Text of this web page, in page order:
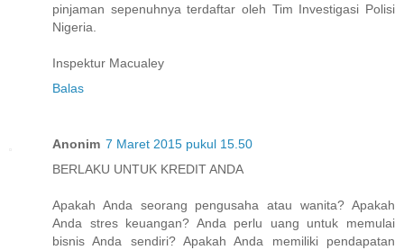
pinjaman sepenuhnya terdaftar oleh Tim Investigasi Polisi
Nigeria.
Inspektur Macualey
Balas
Anonim 7 Maret 2015 pukul 15.50
BERLAKU UNTUK KREDIT ANDA
Apakah Anda seorang pengusaha atau wanita? Apakah
Anda stres keuangan? Anda perlu uang untuk memulai
bisnis Anda sendiri? Apakah Anda memiliki pendapatan